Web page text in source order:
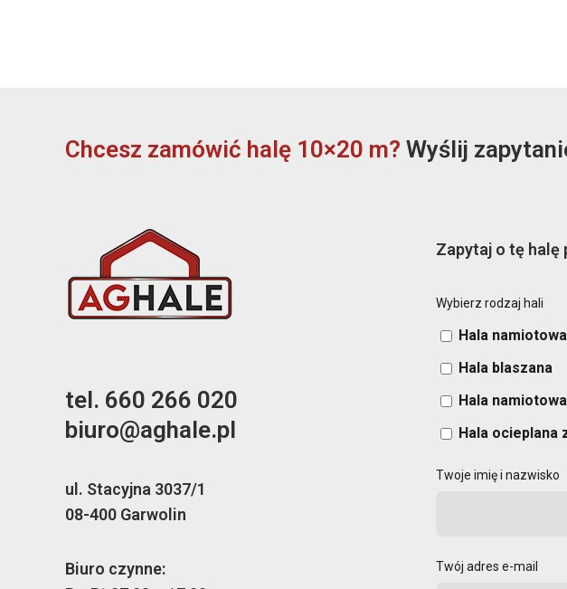
Chcesz zamówić halę 10×20 m? Wyślij
tel. 660 266 020
biuro@aghale.pl
ul. Stacyjna 3037/1
08-400 Garwolin
Biuro czynne:
Zapytaj o tę
Wybierz rodzaj hali
Hala
Hala blaszana
Hala
Hala ocieplana
Twoje imię i nazwisko
Twój adres e-mail